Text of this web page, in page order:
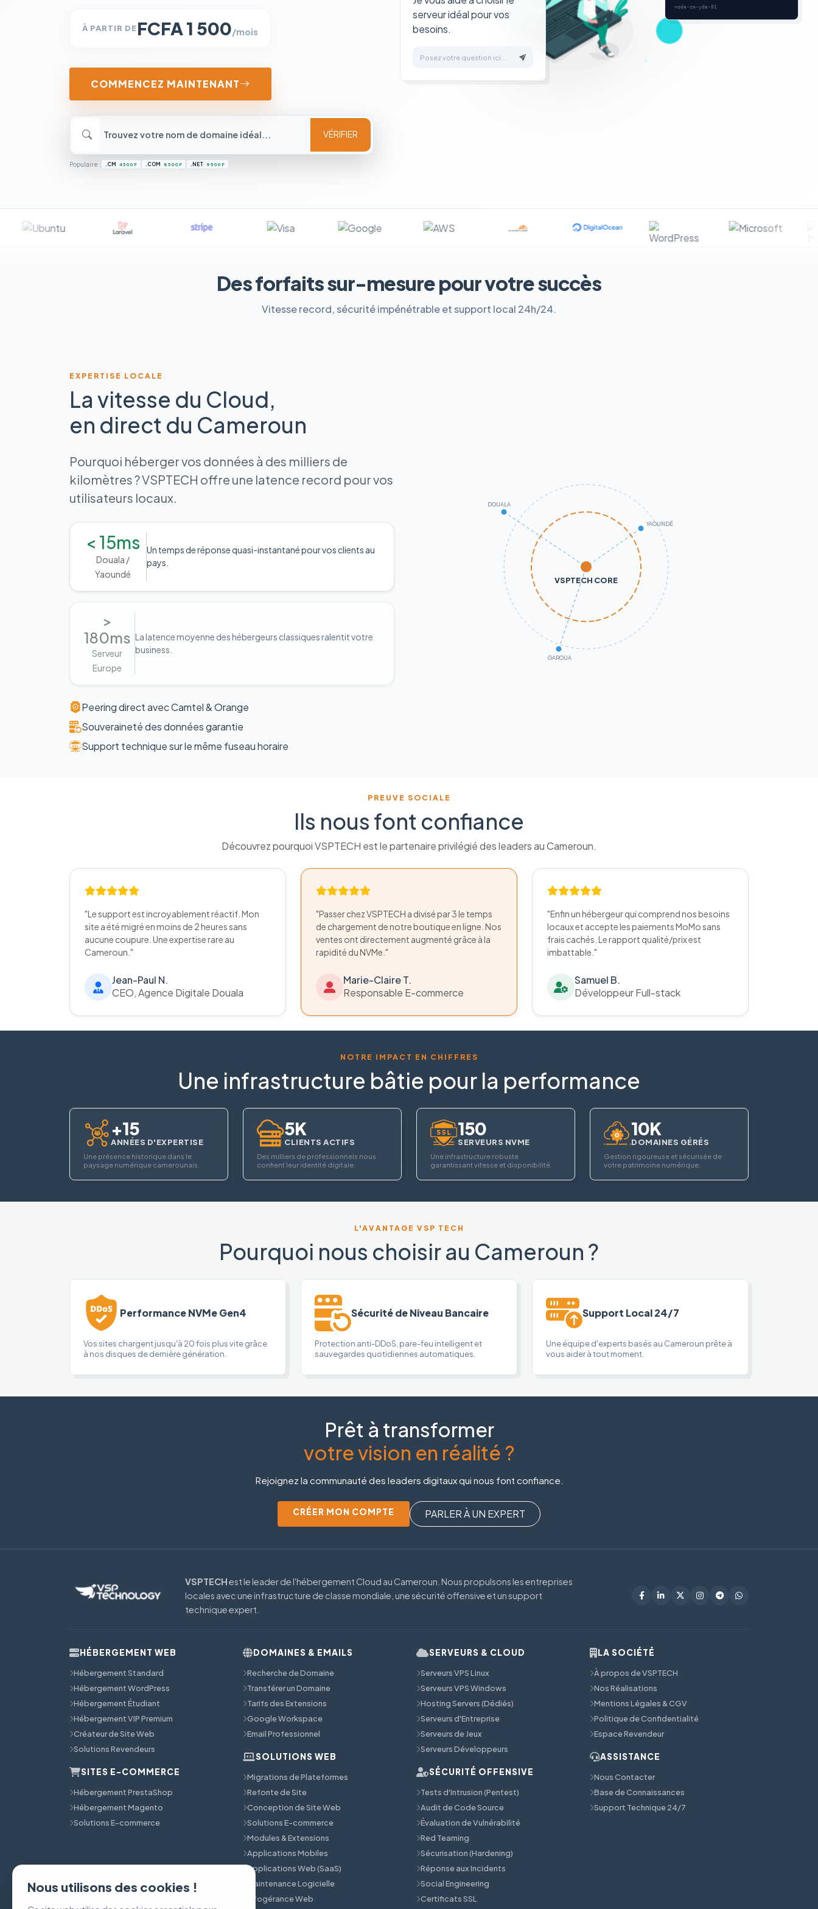
À PARTIR DEFCFA 1 500/mois
COMMENCEZ MAINTENANT
VÉRIFIER
Populaire : .CM 4 500 F .COM 8 500 F .NET 9 500 F
serveur idéal pour vos
besoins.
Posez votre question ici...
node-cm-yde-01
Des forfaits sur-mesure pour votre succès
Vitesse record, sécurité impénétrable et support local 24h/24.
EXPERTISE LOCALE
La vitesse du Cloud,
en direct du Cameroun
Pourquoi héberger vos données à des milliers de
kilomètres ? VSPTECH offre une latence record pour vos
utilisateurs locaux.
< 15ms
Douala /
Yaoundé
Un temps de réponse quasi-instantané pour vos clients au
pays.
>
180ms
Serveur
Europe
La latence moyenne des hébergeurs classiques ralentit votre
business.
Peering direct avec Camtel & Orange
Souveraineté des données garantie
Support technique sur le même fuseau horaire
VSPTECH CORE
DOUALA
YAOUNDÉ
GAROUA
PREUVE SOCIALE
Ils nous font confiance
Découvrez pourquoi VSPTECH est le partenaire privilégié des leaders au Cameroun.
"Le support est incroyablement réactif. Mon
site a été migré en moins de 2 heures sans
aucune coupure. Une expertise rare au
Cameroun."
Jean-Paul N.
CEO, Agence Digitale Douala
"Passer chez VSPTECH a divisé par 3 le temps
de chargement de notre boutique en ligne. Nos
ventes ont directement augmenté grâce à la
rapidité du NVMe."
Marie-Claire T.
Responsable E-commerce
"Enfin un hébergeur qui comprend nos besoins
locaux et accepte les paiements MoMo sans
frais cachés. Le rapport qualité/prix est
imbattable."
Samuel B.
Développeur Full-stack
NOTRE IMPACT EN CHIFFRES
Une infrastructure bâtie pour la performance
+15
ANNÉES D'EXPERTISE
Une présence historique dans le
paysage numérique camerounais.
5K
CLIENTS ACTIFS
Des milliers de professionnels nous
confient leur identité digitale.
150
SERVEURS NVME
Une infrastructure robuste
garantissant vitesse et disponibilité.
10K
DOMAINES GÉRÉS
Gestion rigoureuse et sécurisée de
votre patrimoine numérique.
L'AVANTAGE VSP TECH
Pourquoi nous choisir au Cameroun ?
Performance NVMe Gen4
Vos sites chargent jusqu'à 20 fois plus vite grâce
à nos disques de dernière génération.
Sécurité de Niveau Bancaire
Protection anti-DDoS, pare-feu intelligent et
sauvegardes quotidiennes automatiques.
Support Local 24/7
Une équipe d'experts basés au Cameroun prête à
vous aider à tout moment.
Prêt à transformer
votre vision en réalité ?
Rejoignez la communauté des leaders digitaux qui nous font confiance.
CRÉER MON COMPTE PARLER À UN EXPERT
VSPTECHest le leader de l'hébergement Cloud au Cameroun. Nous propulsons les entreprises
locales avec une infrastructure de classe mondiale, une sécurité offensive et un support
technique expert.
HÉBERGEMENT WEB
Hébergement Standard
Hébergement WordPress
Hébergement Étudiant
Hébergement VIP Premium
Créateur de Site Web
Solutions Revendeurs
SITES E-COMMERCE
Hébergement PrestaShop
Hébergement Magento
Solutions E-commerce
DOMAINES & EMAILS
Recherche de Domaine
Transférer un Domaine
Tarifs des Extensions
Google Workspace
Email Professionnel
SOLUTIONS WEB
Migrations de Plateformes
Refonte de Site
Conception de Site Web
Solutions E-commerce
Modules & Extensions
Applications Mobiles
Applications Web (SaaS)
Maintenance Logicielle
Infogérance Web
SERVEURS & CLOUD
Serveurs VPS Linux
Serveurs VPS Windows
Hosting Servers (Dédiés)
Serveurs d'Entreprise
Serveurs de Jeux
Serveurs Développeurs
SÉCURITÉ OFFENSIVE
Tests d'Intrusion (Pentest)
Audit de Code Source
Évaluation de Vulnérabilité
Red Teaming
Sécurisation (Hardening)
Réponse aux Incidents
Social Engineering
Certificats SSL
LA SOCIÉTÉ
À propos de VSPTECH
Nos Réalisations
Mentions Légales & CGV
Politique de Confidentialité
Espace Revendeur
ASSISTANCE
Nous Contacter
Base de Connaissances
Support Technique 24/7
Nous utilisons des cookies !